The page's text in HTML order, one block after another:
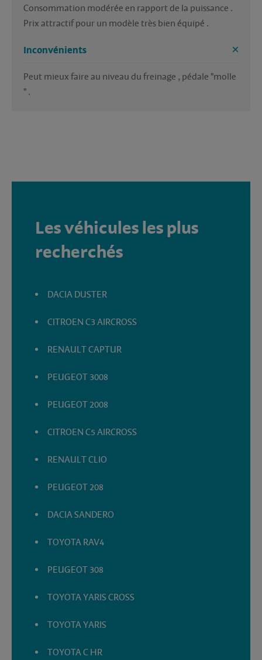
Consommation modérée en rapport de la puissance .
Prix attractif pour un modèle très bien équipé .
Inconvénients
Peut mieux faire au niveau du freinage , pédale "molle
" .
Les véhicules les plus
recherchés
DACIA DUSTER
CITROEN C3 AIRCROSS
RENAULT CAPTUR
PEUGEOT 3008
PEUGEOT 2008
CITROEN C5 AIRCROSS
RENAULT CLIO
PEUGEOT 208
DACIA SANDERO
TOYOTA RAV4
PEUGEOT 308
TOYOTA YARIS CROSS
TOYOTA YARIS
TOYOTA C HR